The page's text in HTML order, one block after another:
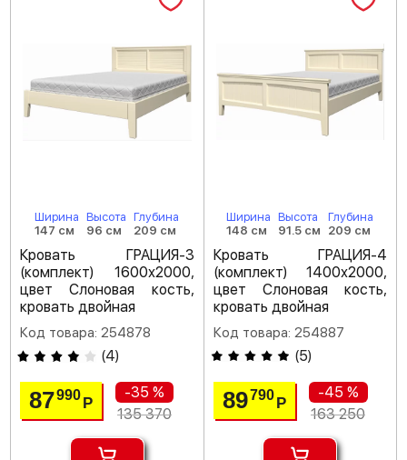
Ширина
147 см
Высота
96 см
Глубина
209 см
Кровать ГРАЦИЯ-3
(комплект) 1600х2000,
цвет Слоновая кость,
кровать двойная
Код товара: 254878
(4)
87990Р
-35 %
135 370
Ширина
148 см
Высота
91.5 см
Глубина
209 см
Кровать ГРАЦИЯ-4
(комплект) 1400х2000,
цвет Слоновая кость,
кровать двойная
Код товара: 254887
(5)
89790 Р
-45 %
163 250